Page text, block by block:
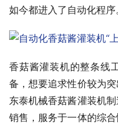
如今都进入了自动化程序
香菇酱灌装机的整条线
备，想要追求性价较为
东泰机械香菇酱灌装机
销售，服务于一体的综